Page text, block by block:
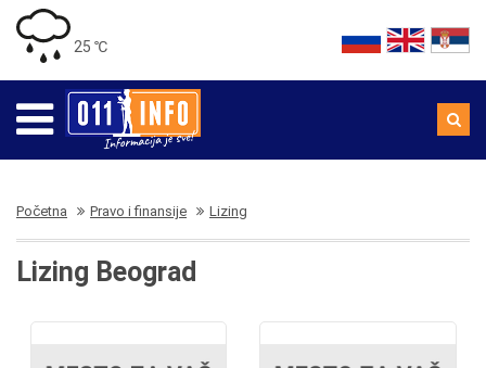
25 ℃
Početna Pravo i finansije Lizing
Lizing Beograd